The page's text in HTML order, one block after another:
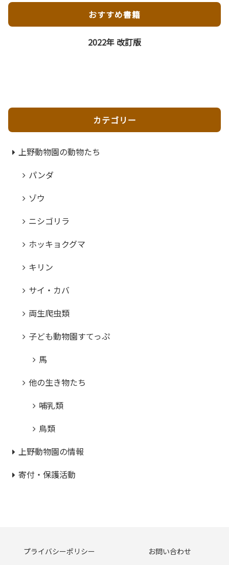
おすすめ書籍
2022年 改訂版
カテゴリー
上野動物園の動物たち
パンダ
ゾウ
ニシゴリラ
ホッキョクグマ
キリン
サイ・カバ
両生爬虫類
子ども動物園すてっぷ
馬
他の生き物たち
哺乳類
鳥類
上野動物園の情報
寄付・保護活動
プライバシーポリシー
お問い合わせ